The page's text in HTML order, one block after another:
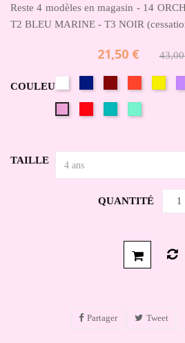
Reste 4 modèles en magasin - 14
T2 BLEU MARINE - T3 NOIR
21,50 €
COULEUR
marine/Indigopêche
d'eau
TAILLE
QUANTITÉ
Partager Tweet